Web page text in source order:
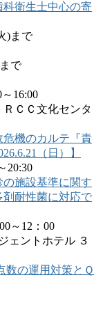
衛生士中心の寄
)まで
で
16:00
ＣＣ文化センタ
機のカルテ『責
（日）】
20:30
の施設基準に関す
剤耐性菌に対応で
～12：00
ェントホテル ３
数の運用対策とＱ